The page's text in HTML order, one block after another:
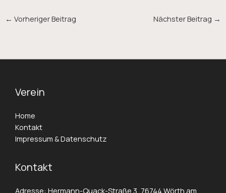
← Vorheriger Beitrag Nächster Beitrag →
Verein
Home
Kontakt
Impressum & Datenschutz
Kontakt
Adresse: Hermann-Quack-Straße 3, 76744 Wörth am